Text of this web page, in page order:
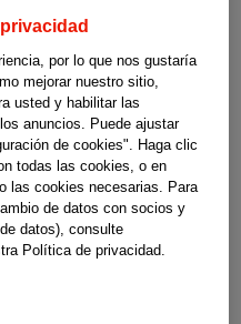
en España
por lo que nos gustaría
mejorar nuestro sitio,
usted y habilitar las
anuncios. Puede ajustar
de cookies". Haga clic
todas las cookies, o en
las cookies necesarias. Para
de datos con socios y
datos), consulte
Política de privacidad.